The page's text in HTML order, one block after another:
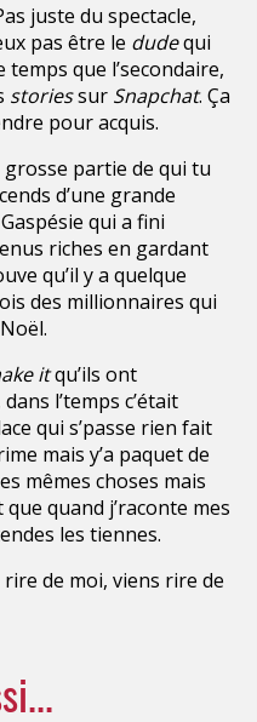
juste du spectacle,
pas être le dudequi
que l’secondaire,
storiessur Snapchat. Ça
pour acquis.
grosse partie de qui tu
d’une grande
qui a fini
riches en gardant
qu’il y a quelque
des millionnaires qui
itqu’ils ont
l’temps c’était
qui s’passe rien fait
mais y’a paquet de
mêmes choses mais
quand j’raconte mes
les tiennes.
rire de moi, viens rire de